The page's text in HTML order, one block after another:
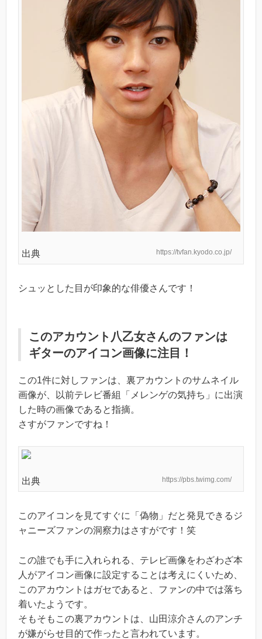
出典 https://tvfan.kyodo.co.jp/
シュッとした目が印象的な俳優さんです！
このアカウント八乙女さんのファンは
ギターのアイコン画像に注目！
この1件に対しファンは、裏アカウントのサムネイル
画像が、以前テレビ番組「メレンゲの気持ち」に出演
した時の画像であると指摘。
さすがファンですね！
出典 https://pbs.twimg.com/
このアイコンを見てすぐに「偽物」だと発見できるジ
ャニーズファンの洞察力はさすがです！笑
この誰でも手に入れられる、テレビ画像をわざわざ本
人がアイコン画像に設定することは考えにくいため、
このアカウントはガセであると、ファンの中では落ち
着いたようです。
そもそもこの裏アカウントは、山田涼介さんのアンチ
が嫌がらせ目的で作ったと言われています。